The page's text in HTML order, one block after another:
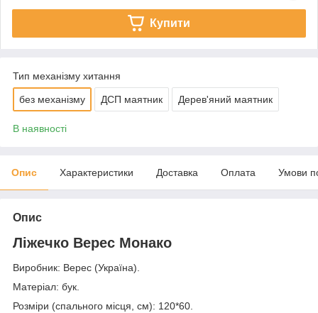
Купити
Тип механізму хитання
без механізму ДСП маятник Дерев'яний маятник
В наявності
Опис Характеристики Доставка Оплата Умови
Опис
Ліжечко Верес Монако
Виробник: Верес (Україна).
Матеріал: бук.
Розміри (спального місця, см): 120*60.